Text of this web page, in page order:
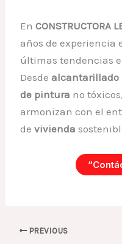
EnCONSTRUCTORA
años de experiencia
últimas tendencias
Desdealcantarillado
de pintura no
armonizan con el
devivienda
PREVIOUS